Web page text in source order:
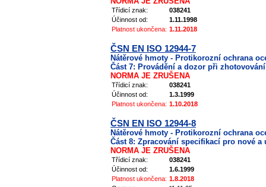
Třídicí znak:
038241
Účinnost od:
1.11.1998
Platnost ukončena: 1.11.2018
ČSN EN ISO 12944-7
Nátěrové hmoty - Protikorozní ochrana
Část 7: Provádění a dozor při
NORMA JE ZRUŠENA
Třídicí znak:
038241
Účinnost od:
1.3.1999
Platnost ukončena: 1.10.2018
ČSN EN ISO 12944-8
Nátěrové hmoty - Protikorozní ochrana
Část 8: Zpracování specifikací pro nové a
NORMA JE ZRUŠENA
Třídicí znak:
038241
Účinnost od:
1.6.1999
Platnost ukončena: 1.8.2018